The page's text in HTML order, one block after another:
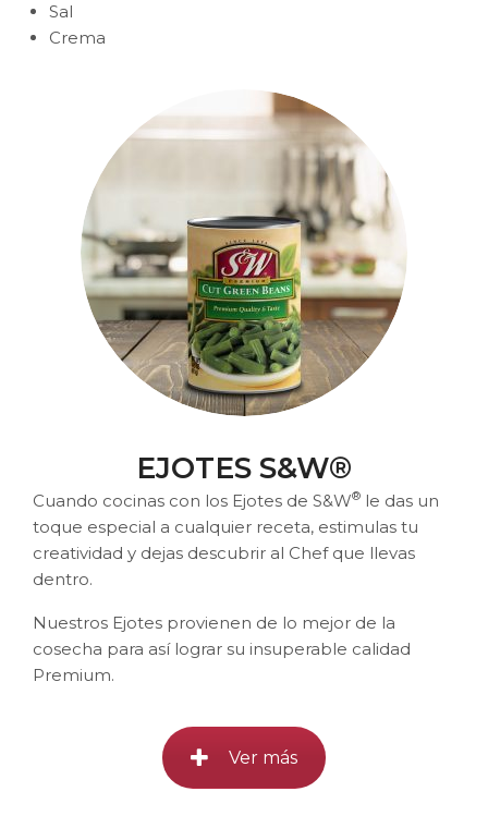
Sal
Crema
EJOTES S&W®
Cuando cocinas con los Ejotes de S&W® le das un
toque especial a cualquier receta, estimulas tu
creatividad y dejas descubrir al Chef que llevas
dentro.
Nuestros Ejotes provienen de lo mejor de la
cosecha para así lograr su insuperable calidad
Premium.
Ver más